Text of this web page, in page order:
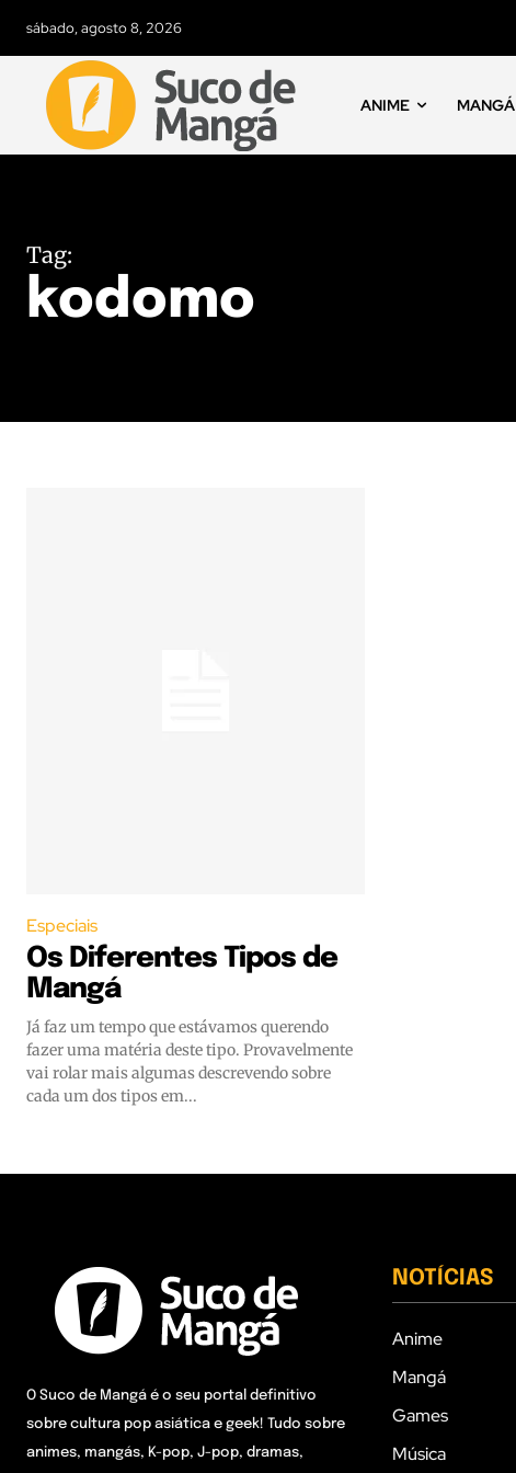
sábado, agosto 8, 2026
ANIME MANGÁ
Tag:
kodomo
Especiais
Os Diferentes Tipos de
Mangá
Já faz um tempo que estávamos querendo
fazer uma matéria deste tipo. Provavelmente
vai rolar mais algumas descrevendo sobre
cada um dos tipos em...
O Suco de Mangá é o seu portal definitivo
sobre cultura pop asiática e geek! Tudo sobre
animes, mangás, K-pop, J-pop, dramas,
NOTÍCIAS
Anime
Mangá
Games
Música